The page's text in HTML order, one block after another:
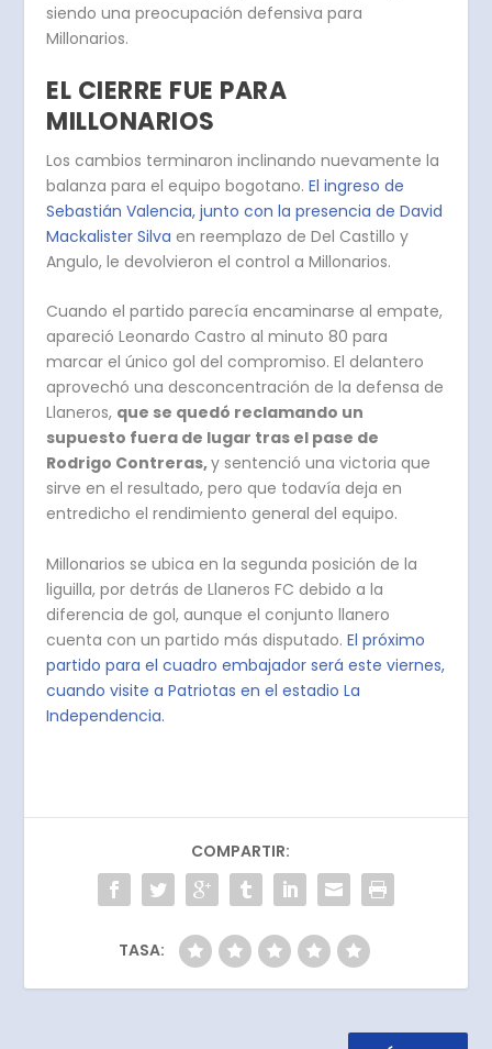
siendo una preocupación defensiva para
Millonarios.
EL CIERRE FUE PARA
MILLONARIOS
Los cambios terminaron inclinando nuevamente la
balanza para el equipo bogotano.El ingreso de
Sebastián Valencia, junto con la presencia de David
Mackalister Silva en reemplazo de Del Castillo y
Angulo, le devolvieron el control a Millonarios.
Cuando el partido parecía encaminarse al empate,
apareció Leonardo Castro al minuto 80 para
marcar el único gol del compromiso. El delantero
aprovechó una desconcentración de la defensa de
Llaneros, que se quedó reclamando un
supuesto fuera de lugar tras el pase de
Rodrigo Contreras,y sentenció una victoria que
sirve en el resultado, pero que todavía deja en
entredicho el rendimiento general del equipo.
Millonarios se ubica en la segunda posición de la
liguilla, por detrás de Llaneros FC debido a la
diferencia de gol, aunque el conjunto llanero
cuenta con un partido más disputado.El próximo
partido para el cuadro embajador será este viernes,
cuando visite a Patriotas en el estadio La
Independencia.
COMPARTIR:
TASA: